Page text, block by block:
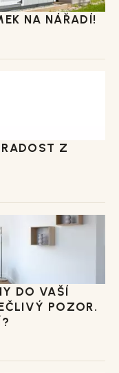
NA NÁŘADÍ!
Z
DO VAŠÍ
POZOR.